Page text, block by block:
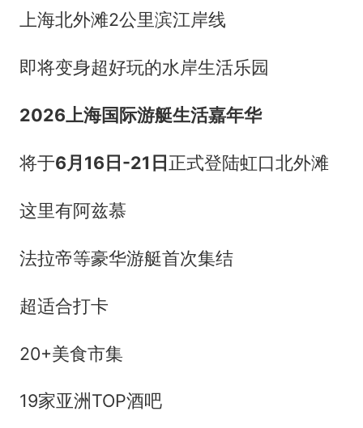
上海北外滩2公里滨江岸线
即将变身超好玩的水岸生活乐园
2026上海国际游艇生活嘉年华
将于6月16日-21日正式登陆虹口北外滩
这里有阿兹慕
法拉帝等豪华游艇首次集结
超适合打卡
20+美食市集
19家亚洲TOP酒吧